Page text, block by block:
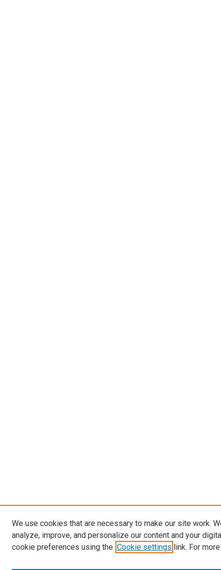
We use cookies that are necessary to make our site work.
analyze, improve, and personalize our content and your
cookie preferences using the Cookie settings link. For